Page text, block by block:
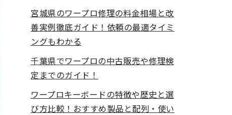
宮城県のワープロ修理の料金相場と改
善実例徹底ガイド！依頼の最適タイミ
ングもわかる
千葉県でワープロの中古販売や修理検
定までのガイド！
ワープロキーボードの特徴や歴史と選
び方比較！おすすめ製品と配列・使い